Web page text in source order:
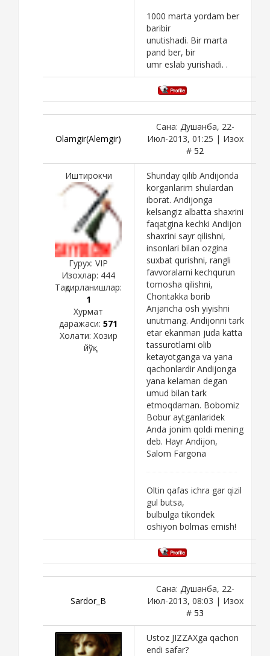
1000 marta yordam ber
baribir
unutishadi. Bir marta
pand ber, bir
umr eslab yurishadi. .
Olamgir(Alemgir)
Сана: Душанба, 22-
Июл-2013, 01:25 | Изох
# 52
Иштирокчи
Гурух: VIP
Изохлар: 444
Тақдирланишлар:
1
Хурмат
даражаси: 571
Холати: Хозир
йўқ
Shunday qilib Andijonda
korganlarim shulardan
iborat. Andijonga
kelsangiz albatta shaxrini
faqatgina kechki Andijon
shaxrini sayr qilishni,
insonlari bilan ozgina
suxbat qurishni, rangli
favvoralarni kechqurun
tomosha qilishni,
Chontakka borib
Anjancha osh yiyishni
unutmang. Andijonni tark
etar ekanman juda katta
tassurotlarni olib
ketayotganga va yana
qachonlardir Andijonga
yana kelaman degan
umud bilan tark
etmoqdaman. Bobomiz
Bobur aytganlaridek
Anda jonim qoldi mening
deb. Hayr Andijon,
Salom Fargona
Oltin qafas ichra gar qizil
gul butsa,
bulbulga tikondek
oshiyon bolmas emish!
Sardor_B
Сана: Душанба, 22-
Июл-2013, 08:03 | Изох
# 53
Ustoz JIZZAXga qachon
endi safar?